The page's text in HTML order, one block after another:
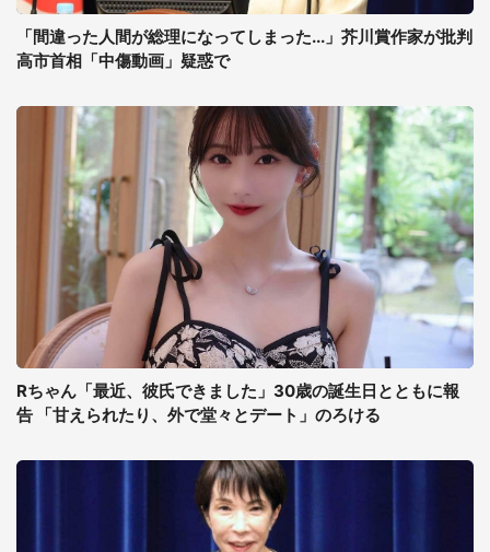
「間違った人間が総理になってしまった...」芥川賞作家が批判
高市首相「中傷動画」疑惑で
Rちゃん「最近、彼氏できました」30歳の誕生日とともに報
告 「甘えられたり、外で堂々とデート」のろける